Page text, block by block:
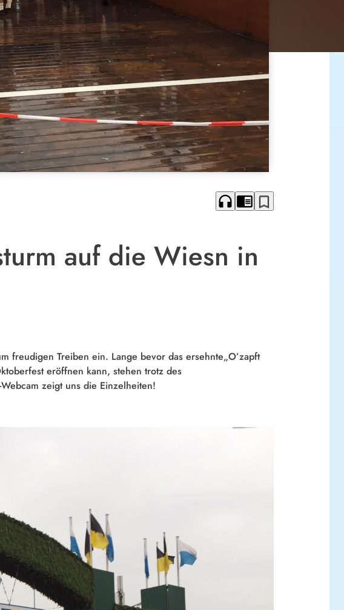
headphones chrome_reader_mode bookmark_border
auf die Wiesn in
freudigen Treiben ein. Lange bevor das ersehnte„O’zapft
eröffnen kann, stehen trotz des
zeigt uns die Einzelheiten!